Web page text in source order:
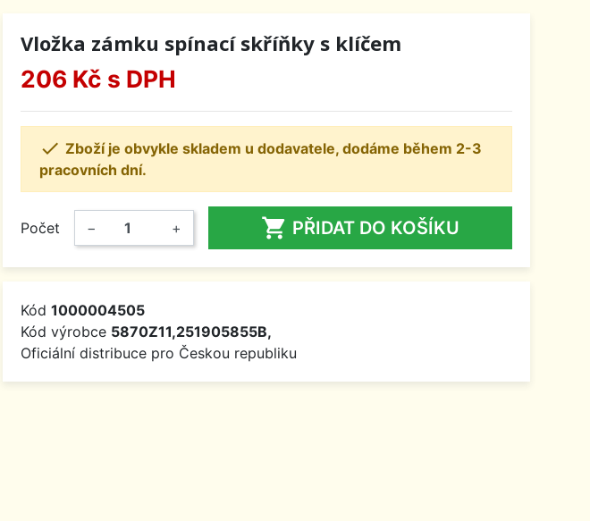
Vložka zámku spínací skříňky s klíčem
206 Kč s DPH
 Zboží je obvykle skladem u dodavatele, dodáme během 2-3
pracovních dní.
Počet − +  PŘIDAT DO KOŠÍKU
Kód 1000004505
Kód výrobce 5870Z11,251905855B,
Oficiální distribuce pro Českou republiku